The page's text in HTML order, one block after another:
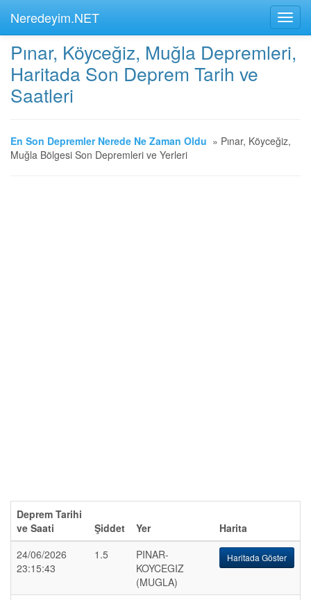
Neredeyim.NET
Pınar, Köyceğiz, Muğla Depremleri,
Haritada Son Deprem Tarih ve
Saatleri
En Son Depremler Nerede Ne Zaman Oldu » Pınar, Köyceğiz,
Muğla Bölgesi Son Depremleri ve Yerleri
Deprem Tarihi
ve Saati
Şiddet Yer
Harita
24/06/2026
23:15:43
1.5
PINAR-
KOYCEGIZ
(MUGLA)
Haritada Göster